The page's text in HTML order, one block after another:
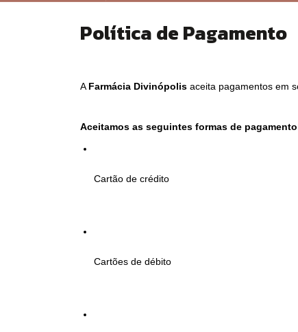
Política de Pagamento
A Farmácia Divinópolis aceita pagamentos em
Aceitamos as seguintes formas de
Cartão de crédito
Cartões de débito